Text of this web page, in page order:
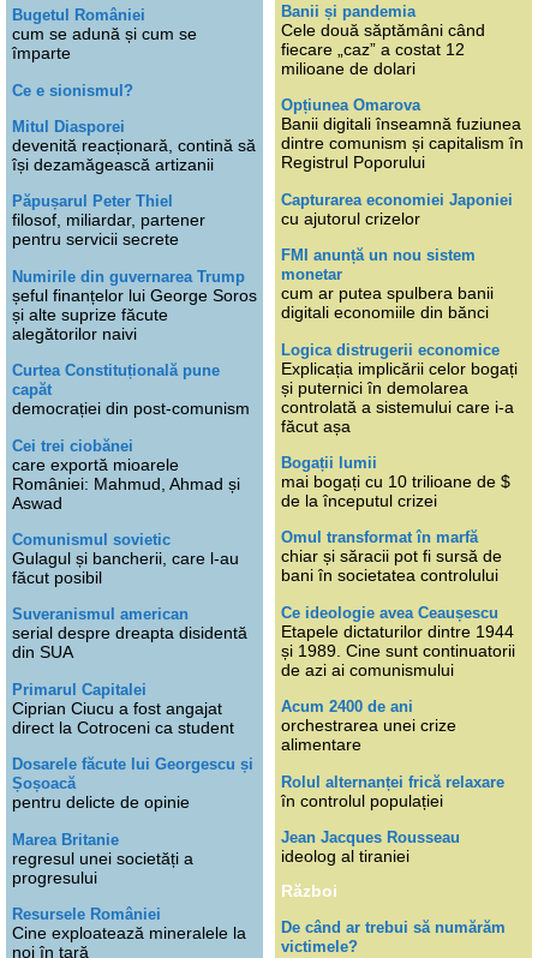
Bugetul României
cum se adună și cum se
împarte
Ce e sionismul?
Mitul Diasporei
devenită reacționară, contină să
își dezamăgească artizanii
Păpușarul Peter Thiel
filosof, miliardar, partener
pentru servicii secrete
Numirile din guvernarea Trump
șeful finanțelor lui George Soros
și alte suprize făcute
alegătorilor naivi
Curtea Constituțională pune
capăt
democrației din post-comunism
Cei trei ciobănei
care exportă mioarele
României: Mahmud, Ahmad și
Aswad
Comunismul sovietic
Gulagul și bancherii, care l-au
făcut posibil
Suveranismul american
serial despre dreapta disidentă
din SUA
Primarul Capitalei
Ciprian Ciucu a fost angajat
direct la Cotroceni ca student
Dosarele făcute lui Georgescu și
Șoșoacă
pentru delicte de opinie
Marea Britanie
regresul unei societăți a
progresului
Resursele României
Cine exploatează mineralele la
noi în țară
Banii și pandemia
Cele două săptămâni când
fiecare „caz” a costat 12
milioane de dolari
Opțiunea Omarova
Banii digitali înseamnă fuziunea
dintre comunism și capitalism în
Registrul Poporului
Capturarea economiei Japoniei
cu ajutorul crizelor
FMI anunță un nou sistem
monetar
cum ar putea spulbera banii
digitali economiile din bănci
Logica distrugerii economice
Explicația implicării celor bogați
și puternici în demolarea
controlată a sistemului care i-a
făcut așa
Bogații lumii
mai bogați cu 10 trilioane de $
de la începutul crizei
Omul transformat în marfă
chiar și săracii pot fi sursă de
bani în societatea controlului
Ce ideologie avea Ceaușescu
Etapele dictaturilor dintre 1944
și 1989. Cine sunt continuatorii
de azi ai comunismului
Acum 2400 de ani
orchestrarea unei crize
alimentare
Rolul alternanței frică relaxare
în controlul populației
Jean Jacques Rousseau
ideolog al tiraniei
Război
De când ar trebui să numărăm
victimele?